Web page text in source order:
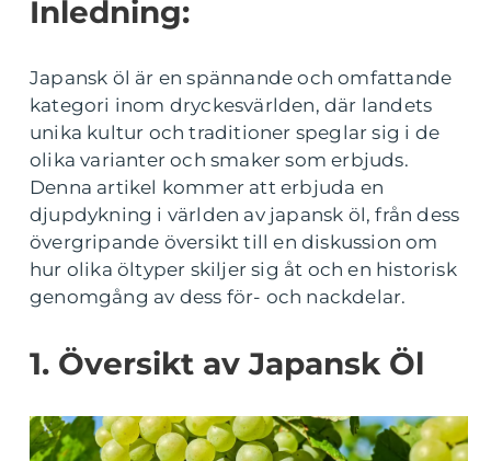
Inledning:
Japansk öl är en spännande och omfattande
kategori inom dryckesvärlden, där landets
unika kultur och traditioner speglar sig i de
olika varianter och smaker som erbjuds.
Denna artikel kommer att erbjuda en
djupdykning i världen av japansk öl, från dess
övergripande översikt till en diskussion om
hur olika öltyper skiljer sig åt och en historisk
genomgång av dess för- och nackdelar.
1. Översikt av Japansk Öl